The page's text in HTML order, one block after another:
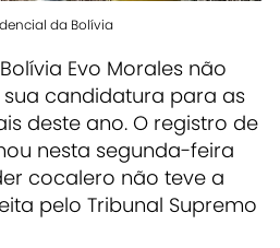
da Bolívia
Evo Morales não
candidatura para as
deste ano. O registro de
nesta segunda-feira
cocalero não teve a
pelo Tribunal Supremo